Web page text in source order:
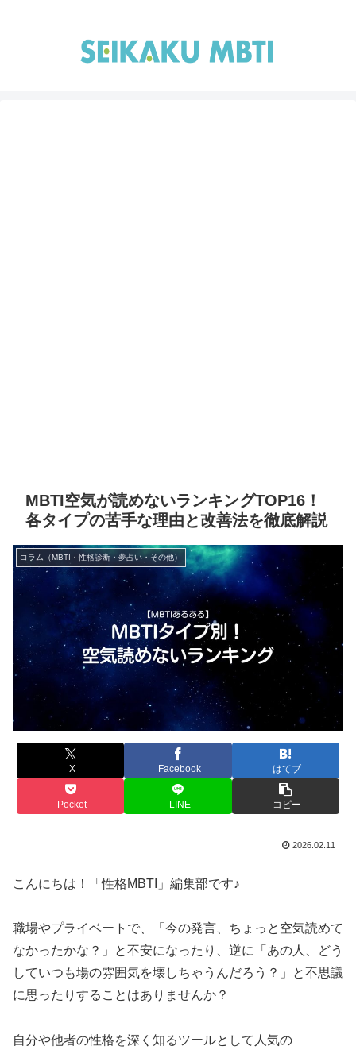
MBTI空気が読めないランキングTOP16！
各タイプの苦手な理由と改善法を徹底解説
コラム（MBTI・性格診断・夢占い・その他）
X Facebook はてブ
Pocket LINE コピー
2026.02.11
こんにちは！「性格MBTI」編集部です♪
職場やプライベートで、「今の発言、ちょっと空気読めて
なかったかな？」と不安になったり、逆に「あの人、どう
していつも場の雰囲気を壊しちゃうんだろう？」と不思議
に思ったりすることはありませんか？
自分や他者の性格を深く知るツールとして人気の